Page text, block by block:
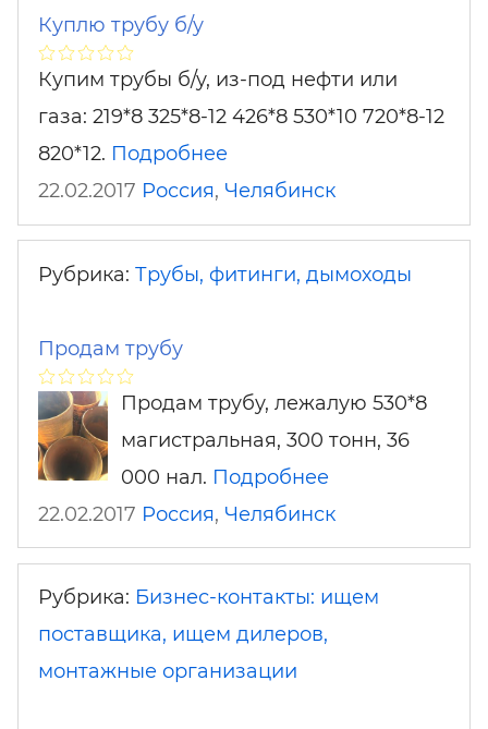
Куплю трубу б/у
Купим трубы б/у, из-под нефти или
газа: 219*8 325*8-12 426*8 530*10 720*8-12
820*12. Подробнее
22.02.2017 Россия, Челябинск
Рубрика: Трубы, фитинги, дымоходы
Продам трубу
Продам трубу, лежалую 530*8
магистральная, 300 тонн, 36
000 нал. Подробнее
22.02.2017 Россия, Челябинск
Рубрика: Бизнес-контакты: ищем
поставщика, ищем дилеров,
монтажные организации